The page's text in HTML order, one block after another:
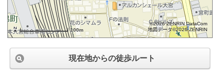
100m
©2026 ZENRIN DataCom
地図データ©2026 ZENRIN
現在地からの徒歩ルート